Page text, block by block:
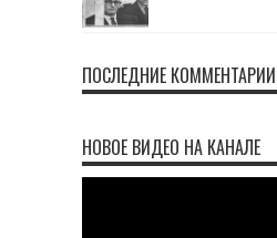
ПОСЛЕДНИЕ КОММЕНТАРИИ
НОВОЕ ВИДЕО НА КАНАЛЕ